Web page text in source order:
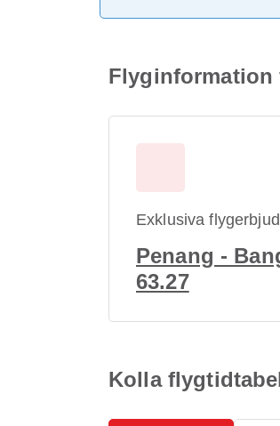
Flyginformation
Exklusiva
Penang -
63.27
Kolla